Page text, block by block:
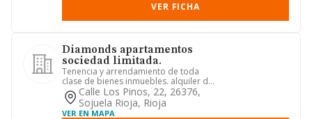
VER FICHA
Diamonds apartamentos
sociedad limitada.
Tenencia y arrendamiento de toda
clase de bienes inmuebles. alquiler de
bienes inmobiliarios por cu...
Calle Los Pinos, 22, 26376,
Sojuela Rioja, Rioja
VER EN MAPA